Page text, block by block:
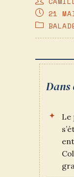
DE
LA
PUBLIÉE
21
POST
Le